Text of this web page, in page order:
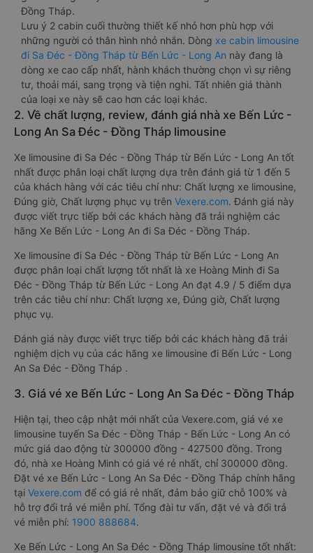
Đồng Tháp.
Lưu ý 2 cabin cuối thường thiết kế nhỏ hơn phù hợp với
những người có thân hình nhỏ nhắn. Dòng xe cabin limousine
đi Sa Đéc - Đồng Tháp từ Bến Lức - Long An này đang là
dòng xe cao cấp nhất, hành khách thường chọn vì sự riêng
tư, thoải mái, sang trọng và tiện nghi. Tất nhiên giá thành
của loại xe này sẽ cao hơn các loại khác.
2. Về chất lượng, review, đánh giá nhà xe Bến Lức -
Long An Sa Đéc - Đồng Tháp limousine
Xe limousine đi Sa Đéc - Đồng Tháp từ Bến Lức - Long An tốt
nhất được phân loại chất lượng dựa trên đánh giá từ 1 đến 5
của khách hàng với các tiêu chí như: Chất lượng xe limousine,
Đúng giờ, Chất lượng phục vụ trên Vexere.com. Đánh giá này
được viết trực tiếp bởi các khách hàng đã trải nghiệm các
hãng Xe Bến Lức - Long An đi Sa Đéc - Đồng Tháp.
Xe limousine đi Sa Đéc - Đồng Tháp từ Bến Lức - Long An
được phân loại chất lượng tốt nhất là xe Hoàng Minh đi Sa
Đéc - Đồng Tháp từ Bến Lức - Long An đạt 4.9 / 5 điểm dựa
trên các tiêu chí như: Chất lượng xe, Đúng giờ, Chất lượng
phục vụ.
Đánh giá này được viết trực tiếp bởi các khách hàng đã trải
nghiệm dịch vụ của các hãng xe limousine đi Bến Lức - Long
An Sa Đéc - Đồng Tháp .
3. Giá vé xe Bến Lức - Long An Sa Đéc - Đồng Tháp
Hiện tại, theo cập nhật mới nhất của Vexere.com, giá vé xe
limousine tuyến Sa Đéc - Đồng Tháp - Bến Lức - Long An có
mức giá dao động từ 300000 đồng - 427500 đồng. Trong
đó, nhà xe Hoàng Minh có giá vé rẻ nhất, chỉ 300000 đồng.
Đặt vé xe Bến Lức - Long An Sa Đéc - Đồng Tháp chính hãng
tại Vexere.com để có giá rẻ nhất, đảm bảo giữ chỗ 100% và
hỗ trợ đổi trả vé miễn phí. Tổng đài tư vấn, đặt vé và đổi trả
vé miễn phí: 1900 888684.
Xe Bến Lức - Long An Sa Đéc - Đồng Tháp limousine tốt nhất: